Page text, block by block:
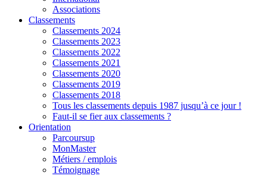
Associations
Classements
Classements 2024
Classements 2023
Classements 2022
Classements 2021
Classements 2020
Classements 2019
Classements 2018
Tous les classements depuis 1987 jusqu’à ce jour !
Faut-il se fier aux classements ?
Orientation
Parcoursup
MonMaster
Métiers / emplois
Témoignage